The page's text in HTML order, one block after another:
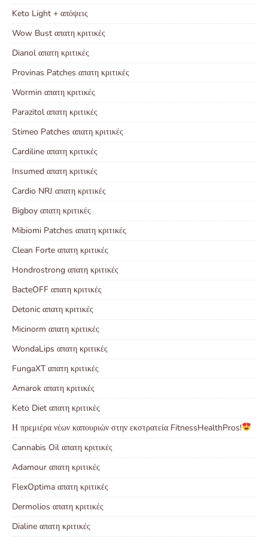
Keto Light + απόψεις
Wow Bust απατη κριτικές
Dianol απατη κριτικές
Provinas Patches απατη κριτικές
Wormin απατη κριτικές
Parazitol απατη κριτικές
Stimeo Patches απατη κριτικές
Cardiline απατη κριτικές
Insumed απατη κριτικές
Cardio NRJ απατη κριτικές
Bigboy απατη κριτικές
Mibiomi Patches απατη κριτικές
Clean Forte απατη κριτικές
Hondrostrong απατη κριτικές
BacteOFF απατη κριτικές
Detonic απατη κριτικές
Micinorm απατη κριτικές
WondaLips απατη κριτικές
FungaXT απατη κριτικές
Amarok απατη κριτικές
Keto Diet απατη κριτικές
Η πρεμιέρα νέων καπουριών στην εκστρατεία FitnessHealthPros!
Cannabis Oil απατη κριτικές
Adamour απατη κριτικές
FlexOptima απατη κριτικές
Dermolios απατη κριτικές
Dialine απατη κριτικές